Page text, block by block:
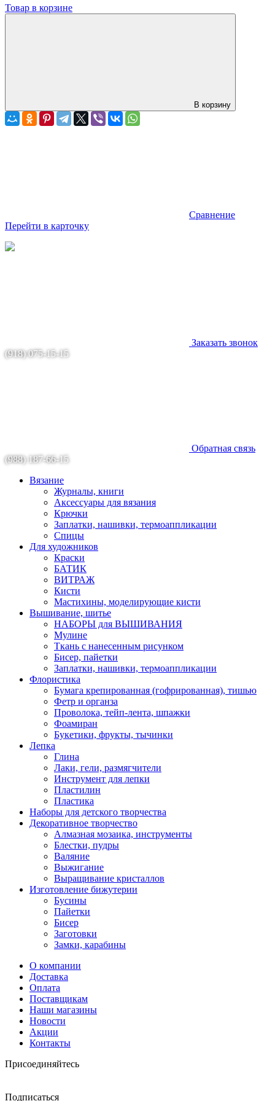
Товар в корзине
В корзину
Сравнение
Перейти в карточку
Заказать звонок
(918) 075-15-15
Обратная связь
(988) 187-66-15
Вязание
Журналы, книги
Аксессуары для вязания
Крючки
Заплатки, нашивки, термоаппликации
Спицы
Для художников
Краски
БАТИК
ВИТРАЖ
Кисти
Мастихины, моделирующие кисти
Вышивание, шитье
НАБОРЫ для ВЫШИВАНИЯ
Мулине
Ткань с нанесенным рисунком
Бисер, пайетки
Заплатки, нашивки, термоаппликации
Флористика
Бумага крепированная (гофрированная), тишью
Фетр и органза
Проволока, тейп-лента, шпажки
Фоамиран
Букетики, фрукты, тычинки
Лепка
Глина
Лаки, гели, размягчители
Инструмент для лепки
Пластилин
Пластика
Наборы для детского творчества
Декоративное творчество
Алмазная мозаика, инструменты
Блестки, пудры
Валяние
Выжигание
Выращивание кристаллов
Изготовление бижутерии
Бусины
Пайетки
Бисер
Заготовки
Замки, карабины
О компании
Доставка
Оплата
Поставщикам
Наши магазины
Новости
Акции
Контакты
Присоединяйтесь
Подписаться